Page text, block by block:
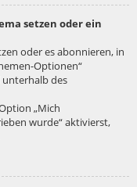
setzen oder ein
oder es abonnieren, in
Optionen“
unterhalb des
„Mich
wurde“ aktivierst,